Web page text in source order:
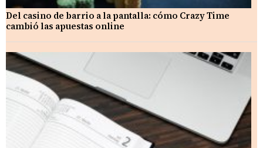
Del casino de barrio a la pantalla: cómo Crazy Time
cambió las apuestas online